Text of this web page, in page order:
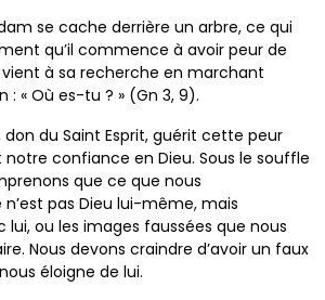
se cache derrière un arbre, ce qui
qu’il commence à avoir peur de
vient à sa recherche en marchant
: « Où es-tu ? » (Gn 3, 9).
du Saint Esprit, guérit cette peur
notre confiance en Dieu. Sous le souffle
que ce que nous
pas Dieu lui-même, mais
lui, ou les images faussées que nous
Nous devons craindre d’avoir un faux
éloigne de lui.